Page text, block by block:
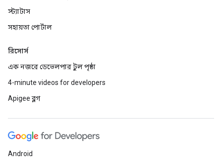
স্ট্যাটাস
সহায়তা পোর্টাল
রিসোর্স
এক নজরে ডেভেলপার টুল পৃষ্ঠা
4-minute videos for developers
Apigee ব্লগ
Android